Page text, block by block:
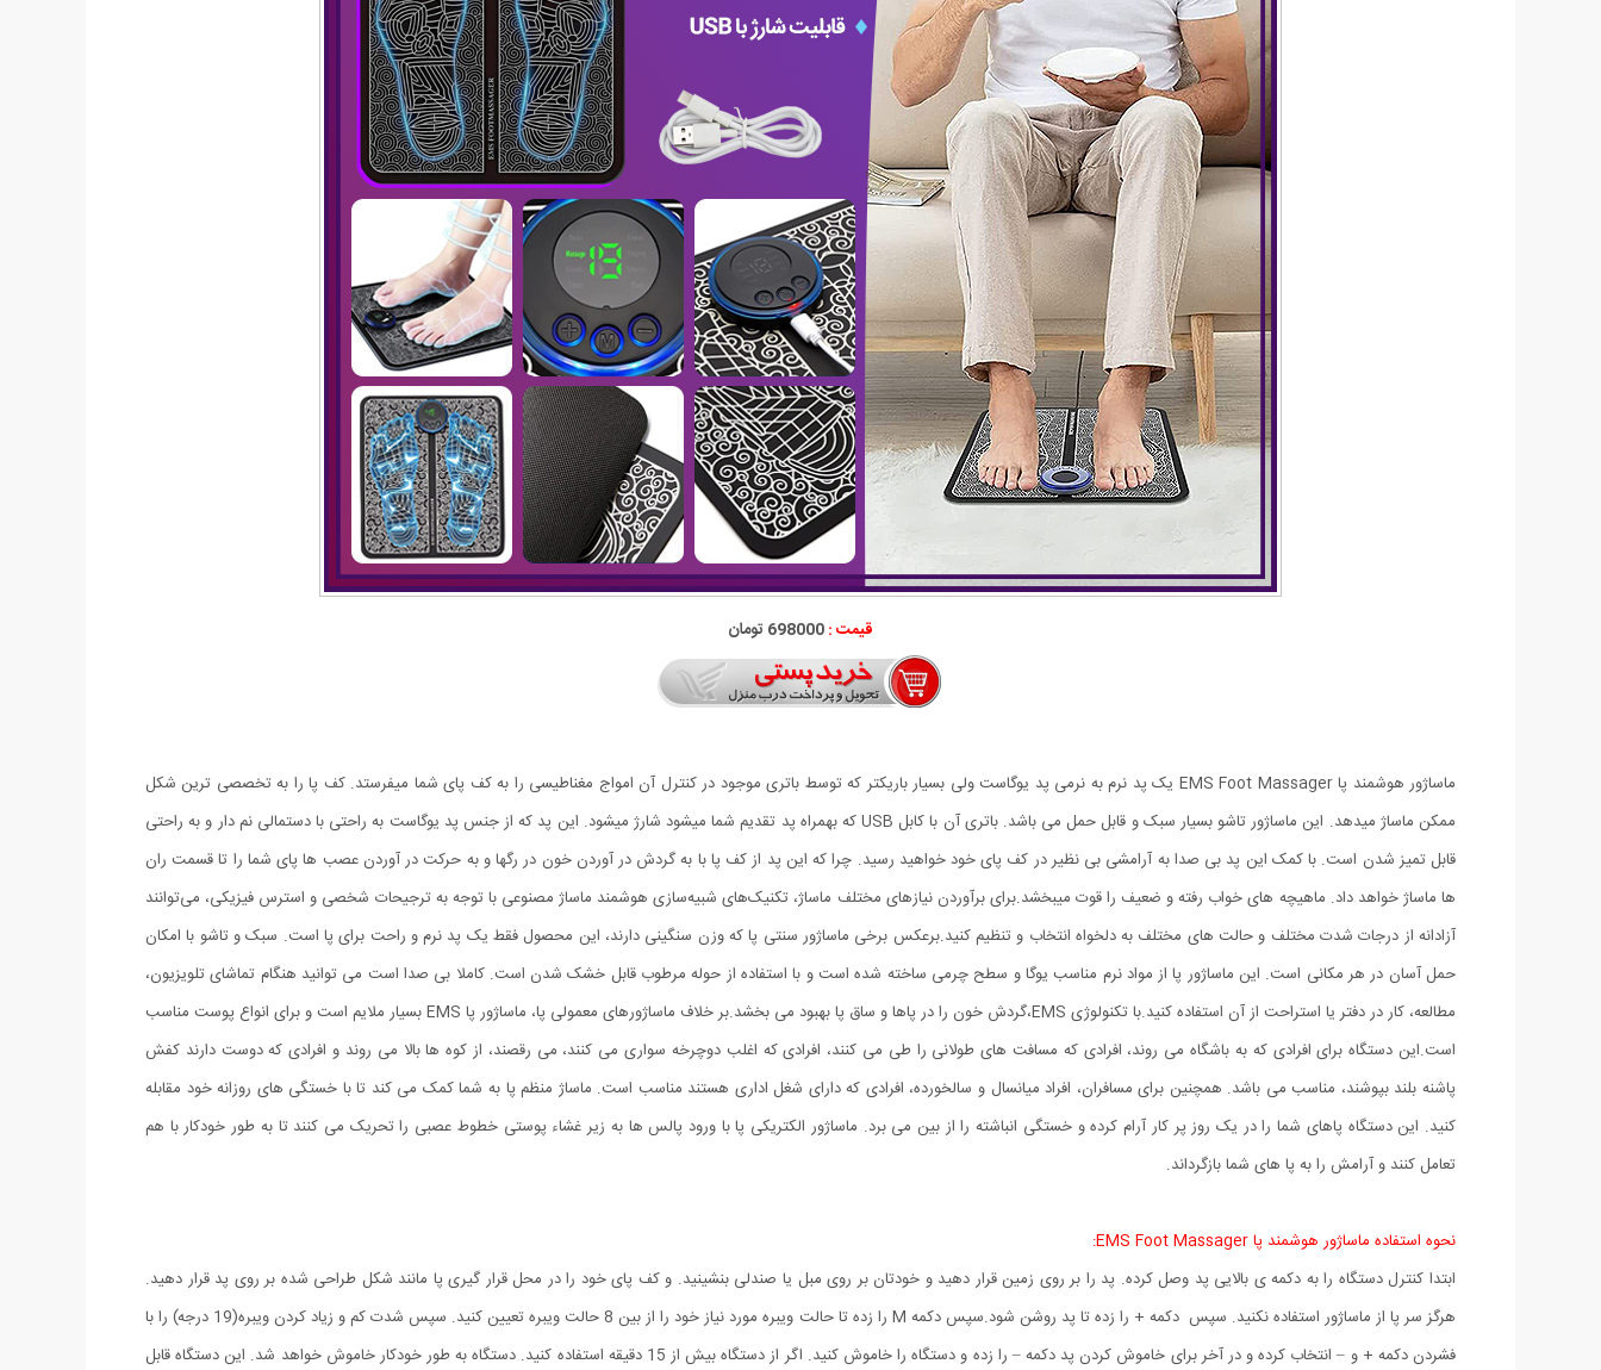
قیمت :698000 تومان
ماساژور هوشمند پا EMS Foot Massager یک پد نرم به نرمی پد یوگاست ولی بسیار باریکتر که توسط باتری موجود در کنترل آن امواج مغناطیسی را به کف پای شما میفرستد. کف پا را به تخصصی ترین شکل
ممکن ماساژ میدهد. این ماساژور تاشو بسیار سبک و قابل حمل می باشد. باتری آن با کابل USB که بهمراه پد تقدیم شما میشود شارژ میشود. این پد که از جنس پد یوگاست به راحتی با دستمالی نم دار و به راحتی
قابل تمیز شدن است. با کمک این پد بی صدا به آرامشی بی نظیر در کف پای خود خواهید رسید. چرا که این پد از کف پا با به گردش در آوردن خون در رگها و به حرکت در آوردن عصب ها پای شما را تا قسمت ران
ها ماساژ خواهد داد. ماهیچه های خواب رفته و ضعیف را قوت میبخشد.برای برآوردن نیازهای مختلف ماساژ، تکنیک‌های شبیه‌سازی هوشمند ماساژ مصنوعی با توجه به ترجیحات شخصی و استرس فیزیکی، می‌توانند
آزادانه از درجات شدت مختلف و حالت های مختلف به دلخواه انتخاب و تنظیم کنید.برعکس برخی ماساژور سنتی پا که وزن سنگینی دارند، این محصول فقط یک پد نرم و راحت برای پا است. سبک و تاشو با امکان
حمل آسان در هر مکانی است. این ماساژور پا از مواد نرم مناسب یوگا و سطح چرمی ساخته شده است و با استفاده از حوله مرطوب قابل خشک شدن است. کاملا بی صدا است می توانید هنگام تماشای تلویزیون،
مطالعه، کار در دفتر یا استراحت از آن استفاده کنید.با تکنولوژی EMS،گردش خون را در پاها و ساق پا بهبود می بخشد.بر خلاف ماساژورهای معمولی پا، ماساژور پا EMS بسیار ملایم است و برای انواع پوست مناسب
است.این دستگاه برای افرادی که به باشگاه می روند، افرادی که مسافت های طولانی را طی می کنند، افرادی که اغلب دوچرخه سواری می کنند، می رقصند، از کوه ها بالا می روند و افرادی که دوست دارند کفش
پاشنه بلند بپوشند، مناسب می باشد. همچنین برای مسافران، افراد میانسال و سالخورده، افرادی که دارای شغل اداری هستند مناسب است. ماساژ منظم پا به شما کمک می کند تا با خستگی های روزانه خود مقابله
کنید. این دستگاه پاهای شما را در یک روز پر کار آرام کرده و خستگی انباشته را از بین می برد. ماساژور الکتریکی پا با ورود پالس ها به زیر غشاء پوستی خطوط عصبی را تحریک می کنند تا به طور خودکار با هم
تعامل کنند و آرامش را به پا های شما بازگرداند.
نحوه استفاده ماساژور هوشمند پا EMS Foot Massager:
ابتدا کنترل دستگاه را به دکمه ی بالایی پد وصل کرده. پد را بر روی زمین قرار دهید و خودتان بر روی مبل یا صندلی بنشینید. و کف پای خود را در محل قرار گیری پا مانند شکل طراحی شده بر روی پد قرار دهید.
هرگز سر پا از ماساژور استفاده نکنید. سپس دکمه + را زده تا پد روشن شود.سپس دکمه M را زده تا حالت ویبره مورد نیاز خود را از بین 8 حالت ویبره تعیین کنید. سپس شدت کم و زیاد کردن ویبره(19 درجه) را با
فشردن دکمه + و – انتخاب کرده و در آخر برای خاموش کردن پد دکمه – را زده و دستگاه را خاموش کنید. اگر از دستگاه بیش از 15 دقیقه استفاده کنید. دستگاه به طور خودکار خاموش خواهد شد. این دستگاه قابل